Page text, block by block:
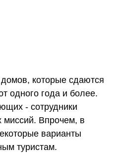
которые сдаются
одного года и более.
- сотрудники
миссий. Впрочем, в
варианты
туристам.